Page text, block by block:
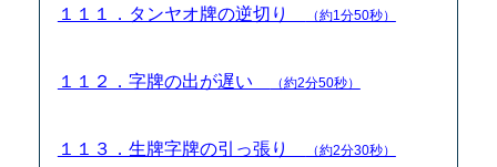
１１１．タンヤオ牌の逆切り （約1分50秒）
１１２．字牌の出が遅い （約2分50秒）
１１３．生牌字牌の引っ張り （約2分30秒）